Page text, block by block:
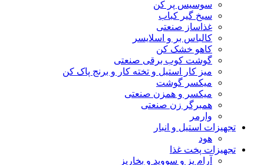
سوسیس پر کن
سیخ گیر کباب
غذاساز صنعتی
کالباس بر و اسلایسر
کاهو خشک کن
گوشت کوب برقی صنعتی
میز کار استیل و تخته کار و برنج پاک کن
میکسر گوشت
میکسر و همزن صنعتی
همبرگر زن صنعتی
وارمر
تجهیزات استیل و انبار
هود
تجهیزات پخت غذا
آرام پز و سووید و بخارپز